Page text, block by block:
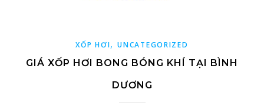
XỐP HƠI,UNCATEGORIZED
GIÁ XỐP HƠI BONG BÓNG KHÍ TẠI BÌNH
DƯƠNG